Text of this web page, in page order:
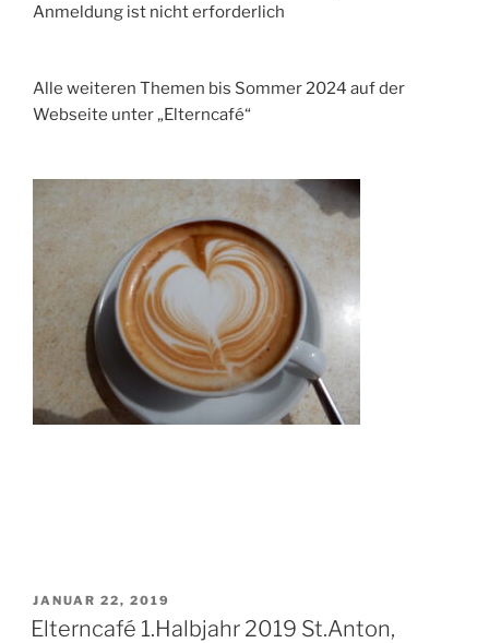
Anmeldung ist nicht erforderlich
Alle weiteren Themen bis Sommer 2024 auf der
Webseite unter „Elterncafé“
VERÖFFENTLICHT
AM
JANUAR 22, 2019
Elterncafé 1.Halbjahr 2019 St.Anton,